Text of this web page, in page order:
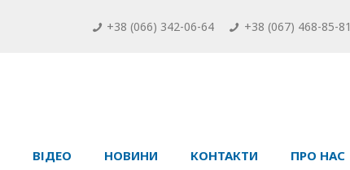
+38 (067) 468-85-81
+38 (066) 342-06-64
ВІДЕО НОВИНИ КОНТАКТИ ПРО НАС